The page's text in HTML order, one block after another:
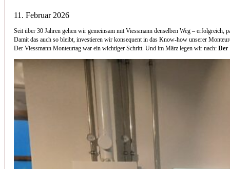
11. Februar 2026
Seit über 30 Jahren gehen wir gemeinsam mit Viessmann denselben Weg – erfolgreich,
Damit das auch so bleibt, investieren wir konsequent in das Know-how unserer
Der Viessmann Monteurtag war ein wichtiger Schritt. Und im März legen wir nach:Der